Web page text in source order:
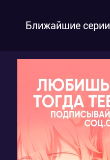
Ближайшие серии